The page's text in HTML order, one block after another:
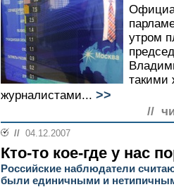
утром
такими
журналистами... >>
//
// 04.12.2007
Кто-то кое-где у нас
Российские наблюдатели
были единичными и